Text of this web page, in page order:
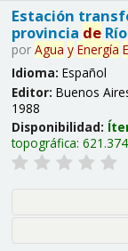
Estación
provincia de
por Agua y Energía
Idioma: Español
Editor: Buenos
1988
Disponibilidad:
topográfica: